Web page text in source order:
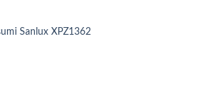
Sanlux XPZ1362